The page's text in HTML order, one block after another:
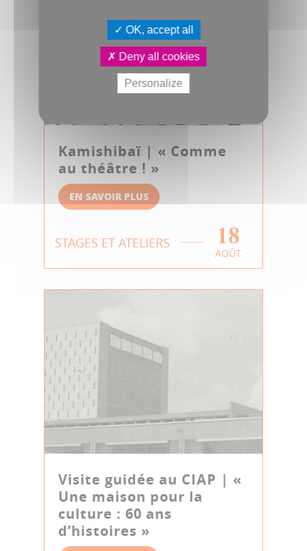
Kamishibaï | « Comme
au théâtre ! »
EN SAVOIR PLUS
STAGES ET ATELIERS 18
AOÛT
Visite guidée au CIAP | «
Une maison pour la
culture : 60 ans
d’histoires »
OK, accept all
Deny all cookies
Personalize